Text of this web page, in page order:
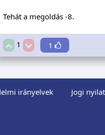
Tehát a megoldás -8.
1 1
irányelvek Jogi